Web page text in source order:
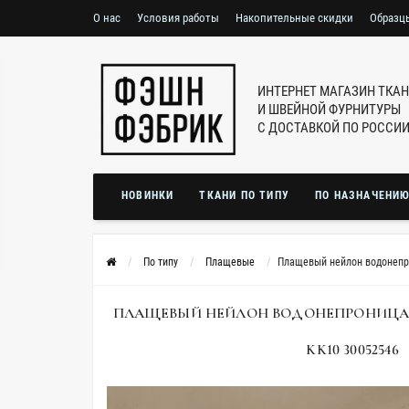
О нас Условия работы Накопительные скидки
ИНТЕРНЕТ МАГАЗИН
И ШВЕЙНОЙ ФУРНИТУРЫ
С ДОСТАВКОЙ ПО РОССИИ
НОВИНКИ ТКАНИ ПО ТИПУ ПО
По типу Плащевые Плащевый нейлон
ПЛАЩЕВЫЙ НЕЙЛОН
KK10 30052546